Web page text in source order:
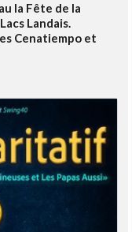
la Fête de la
Landais.
Cenatiempo et